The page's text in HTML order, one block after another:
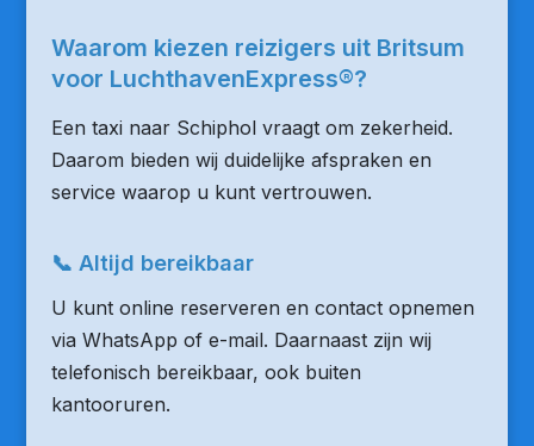
Waarom kiezen reizigers uit Britsum
voor LuchthavenExpress®?
Een taxi naar Schiphol vraagt om zekerheid.
Daarom bieden wij duidelijke afspraken en
service waarop u kunt vertrouwen.
📞 Altijd bereikbaar
U kunt online reserveren en contact opnemen
via WhatsApp of e-mail. Daarnaast zijn wij
telefonisch bereikbaar, ook buiten
kantooruren.